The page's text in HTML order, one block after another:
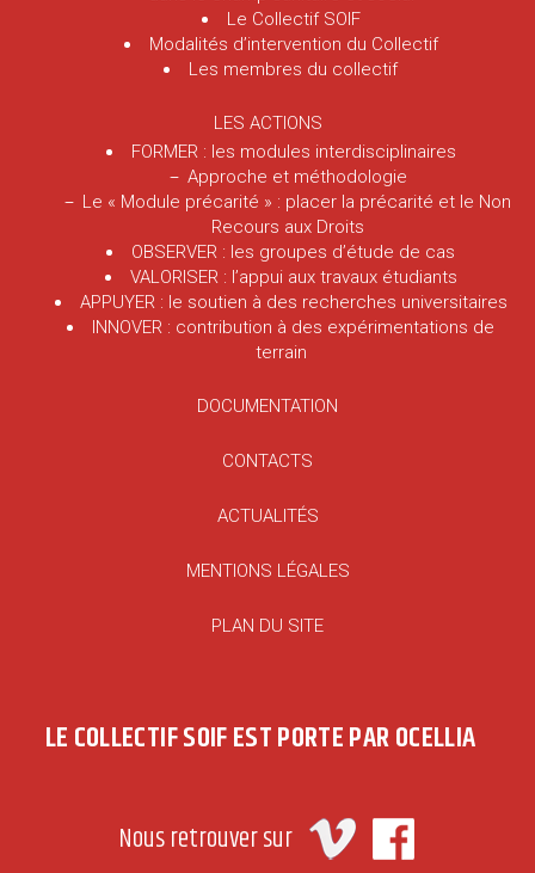
Le Collectif SOIF
Modalités d’intervention du Collectif
Les membres du collectif
LES ACTIONS
FORMER : les modules interdisciplinaires
Approche et méthodologie
Le « Module précarité » : placer la précarité et le Non
Recours aux Droits
OBSERVER : les groupes d’étude de cas
VALORISER : l’appui aux travaux étudiants
APPUYER : le soutien à des recherches universitaires
INNOVER : contribution à des expérimentations de
terrain
DOCUMENTATION
CONTACTS
ACTUALITÉS
MENTIONS LÉGALES
PLAN DU SITE
LE COLLECTIF SOIF EST PORTE PAR OCELLIA
Nous retrouver sur